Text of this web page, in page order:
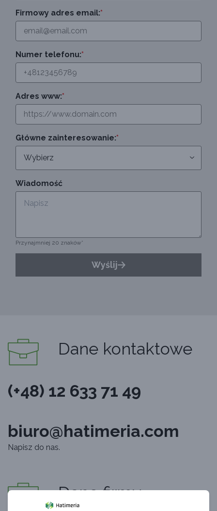
Firmowy adres email:*
Numer telefonu:*
Adres www:*
Główne zainteresowanie:*
Wiadomość
Przynajmniej 20 znaków*
Wyślij
Dane kontaktowe
(+48) 12 633 71 49
biuro@hatimeria.com
Napisz do nas.
Dane firmy